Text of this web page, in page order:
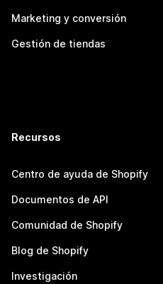
Marketing y conversión
Gestión de tiendas
Recursos
Centro de ayuda de Shopify
Documentos de API
Comunidad de Shopify
Blog de Shopify
Investigación